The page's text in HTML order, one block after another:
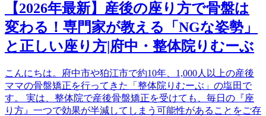
【2026年最新】産後の座り方で骨盤は
変わる！専門家が教える「NGな姿勢」
と正しい座り方|府中・整体院りむーぶ
こんにちは。府中市や狛江市で約10年、1,000人以上の産後
ママの骨盤矯正を行ってきた「整体院りむーぶ」の塩田で
す。 実は、整体院で産後骨盤矯正を受けても、毎日の『座
り方』一つで効果が半減してしまう可能性があることをご存